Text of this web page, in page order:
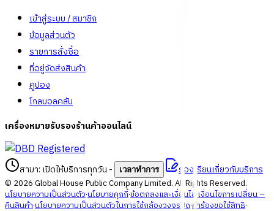
เข้าสู่ระบบ / สมาชิก
ข้อมูลส่วนตัว
รายการสั่งซื้อ
ที่อยู่จัดส่งสินค้า
คูปอง
โกลบอลคลับ
เครื่องหมายรับรองร้านค้าออนไลน์
สาขา: เปิดให้บริการทุกวัน- เวลาทำการ ร้องเรียนเกี่ยวกับบริการ
© 2026Global House Public Company Limited. All Rights Reserved.
นโยบายความเป็นส่วนตัว·นโยบายคุกกี้·ข้อตกลงและเงื่อนไข·เงื่อนไขการเปลี่ยน –
คืนสินค้า·นโยบายความเป็นส่วนตัวในการใช้กล้องวงจรปิด·คำร้องขอใช้สิทธิ·